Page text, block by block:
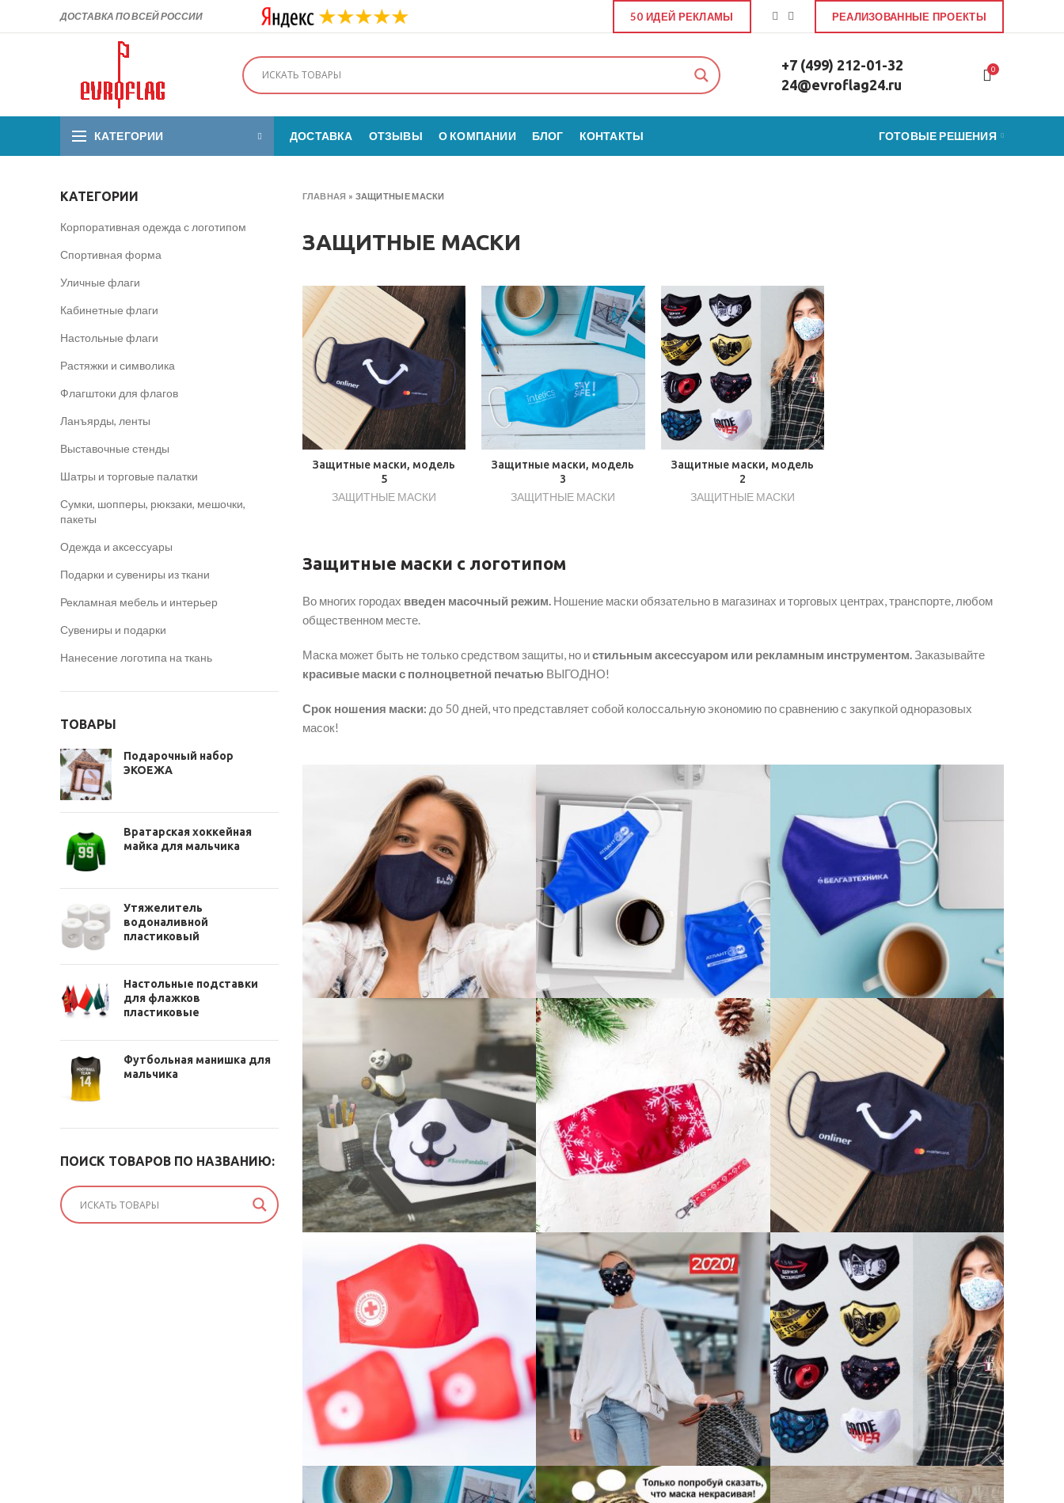
ДОСТАВКА ПО ВСЕЙ РОССИИ 50 ИДЕЙ РЕКЛАМЫ РЕАЛИЗОВАННЫЕ ПРОЕКТЫ
+7 (499) 212-01-32
24@evroflag24.ru
0
КАТЕГОРИИ ДОСТАВКА ОТЗЫВЫ О КОМПАНИИ БЛОГ КОНТАКТЫ ГОТОВЫЕ РЕШЕНИЯ
КАТЕГОРИИ
Корпоративная одежда с логотипом
Спортивная форма
Уличные флаги
Кабинетные флаги
Настольные флаги
Растяжки и символика
Флагштоки для флагов
Ланъярды, ленты
Выставочные стенды
​Шатры и торговые палатки
Сумки, шопперы, рюкзаки, мешочки,
пакеты
Одежда и аксессуары
Подарки и сувениры из ткани
Рекламная мебель и интерьер
Сувениры и подарки
Нанесение логотипа на ткань
ТОВАРЫ
Подарочный набор
ЭКОЕЖА
Вратарская хоккейная
майка для мальчика
Утяжелитель
водоналивной
пластиковый
Настольные подставки
для флажков
пластиковые
Футбольная манишка для
мальчика
ПОИСК ТОВАРОВ ПО НАЗВАНИЮ:
ГЛАВНАЯ » ЗАЩИТНЫЕ МАСКИ
ЗАЩИТНЫЕ МАСКИ
Защитные маски, модель
5
ЗАЩИТНЫЕ МАСКИ
Защитные маски, модель
3
ЗАЩИТНЫЕ МАСКИ
Защитные маски, модель
2
ЗАЩИТНЫЕ МАСКИ
Защитные маски с логотипом
Во многих городах введен масочный режим.Ношение маски обязательно в магазинах и торговых центрах, транспорте, любом
общественном месте.
Маска может быть не только средством защиты, но истильным аксессуаром или рекламным инструментом.Заказывайте
красивые маски с полноцветной печатьюВЫГОДНО!
Срок ношения маски: до 50 дней, что представляет собой колоссальную экономию по сравнению с закупкой одноразовых
масок!